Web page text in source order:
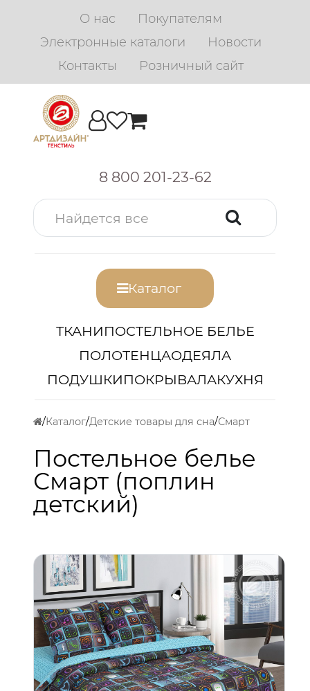
О нас
Покупателям
Электронные каталоги
Новости
Контакты
Розничный сайт
8 800 201-23-62
Каталог
ТКАНИПОСТЕЛЬНОЕ БЕЛЬЕ
ПОЛОТЕНЦАОДЕЯЛА
ПОДУШКИПОКРЫВАЛАКУХНЯ
Каталог Детские товары для сна Смарт
Постельное белье
Смарт (поплин
детский)